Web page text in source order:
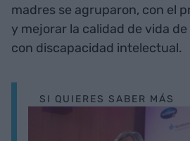
madres se agruparon, con el
y mejorar la calidad de vida
con discapacidad intelectual.
SI QUIERES SABER MÁS